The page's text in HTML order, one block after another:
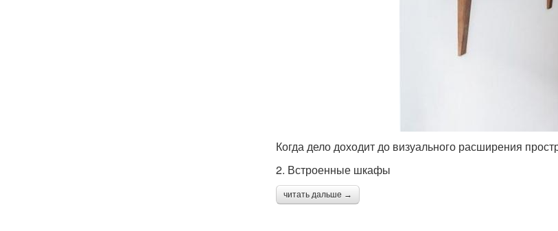
Когда дело доходит до визуального расширения
2. Встроенные шкафы
читать дальше →